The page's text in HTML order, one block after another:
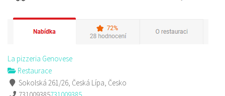
La pizzeria Genovese
Restaurace
Sokolská 261/26, Česká Lípa, Česko